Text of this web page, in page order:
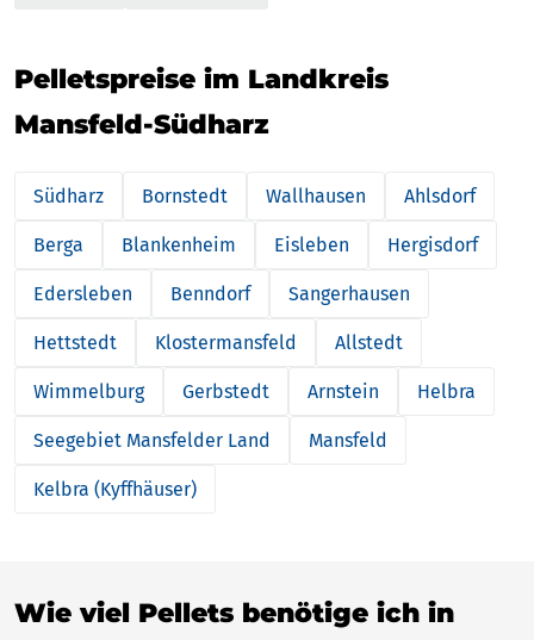
Pelletspreise im Landkreis
Mansfeld-Südharz
Südharz Bornstedt Wallhausen Ahlsdorf
Berga Blankenheim Eisleben Hergisdorf
Edersleben Benndorf Sangerhausen
Hettstedt Klostermansfeld Allstedt
Wimmelburg Gerbstedt Arnstein Helbra
Seegebiet Mansfelder Land Mansfeld
Kelbra (Kyffhäuser)
Wie viel Pellets benötige ich in